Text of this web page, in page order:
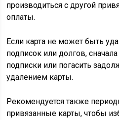
производиться с другой
оплаты.
Если карта не может быть
подписок или долгов,
подписки или погасить
удалением карты.
Рекомендуется также
привязанные карты, чтобы